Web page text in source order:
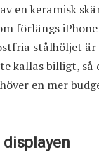
en keramisk
förlängs
stålhöljet är
kallas billigt, så
en mer
displayen